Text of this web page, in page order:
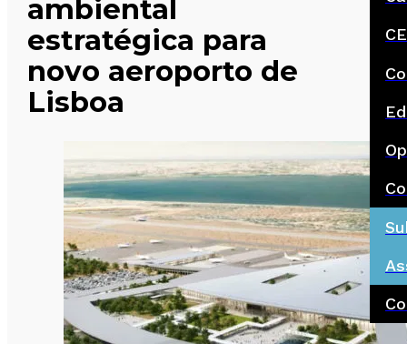
ambiental
estratégica para
novo aeroporto de
Lisboa